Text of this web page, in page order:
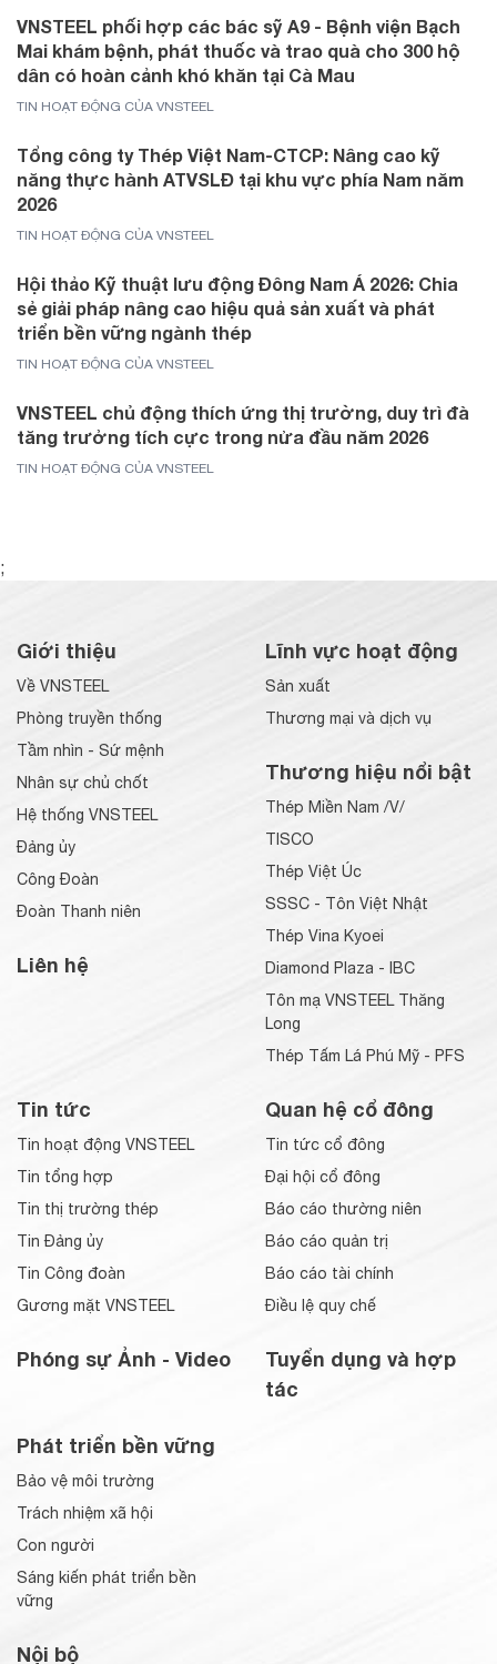
VNSTEEL phối hợp các bác sỹ A9 - Bệnh viện Bạch
Mai khám bệnh, phát thuốc và trao quà cho 300 hộ
dân có hoàn cảnh khó khăn tại Cà Mau
TIN HOẠT ĐỘNG CỦA VNSTEEL
Tổng công ty Thép Việt Nam-CTCP: Nâng cao kỹ
năng thực hành ATVSLĐ tại khu vực phía Nam năm
2026
TIN HOẠT ĐỘNG CỦA VNSTEEL
Hội thảo Kỹ thuật lưu động Đông Nam Á 2026: Chia
sẻ giải pháp nâng cao hiệu quả sản xuất và phát
triển bền vững ngành thép
TIN HOẠT ĐỘNG CỦA VNSTEEL
VNSTEEL chủ động thích ứng thị trường, duy trì đà
tăng trưởng tích cực trong nửa đầu năm 2026
TIN HOẠT ĐỘNG CỦA VNSTEEL
;
Giới thiệu
Về VNSTEEL
Phòng truyền thống
Tầm nhìn - Sứ mệnh
Nhân sự chủ chốt
Hệ thống VNSTEEL
Đảng ủy
Công Đoàn
Đoàn Thanh niên
Liên hệ
Lĩnh vực hoạt động
Sản xuất
Thương mại và dịch vụ
Thương hiệu nổi bật
Thép Miền Nam /V/
TISCO
Thép Việt Úc
SSSC - Tôn Việt Nhật
Thép Vina Kyoei
Diamond Plaza - IBC
Tôn mạ VNSTEEL Thăng
Long
Thép Tấm Lá Phú Mỹ - PFS
Tin tức
Tin hoạt động VNSTEEL
Tin tổng hợp
Tin thị trường thép
Tin Đảng ủy
Tin Công đoàn
Gương mặt VNSTEEL
Phóng sự Ảnh - Video
Quan hệ cổ đông
Tin tức cổ đông
Đại hội cổ đông
Báo cáo thường niên
Báo cáo quản trị
Báo cáo tài chính
Điều lệ quy chế
Tuyển dụng và hợp
tác
Phát triển bền vững
Bảo vệ môi trường
Trách nhiệm xã hội
Con người
Sáng kiến phát triển bền
vững
Nội bộ